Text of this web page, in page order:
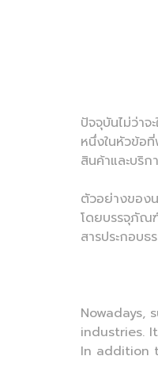
ปัจจุบันไม่ว่า
หนึ่งในหัวข้อ
สินค้าและบริ
ตัวอย่างของ
โดยบรรจุภัณ
สารประกอบ
industries.
In addition